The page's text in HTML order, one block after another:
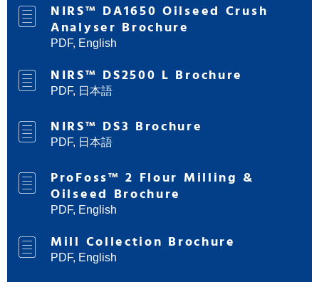
NIRS™ DA1650 Oilseed Crush
Analyser Brochure
PDF, English
NIRS™ DS2500 L Brochure
PDF, 日本語
NIRS™ DS3 Brochure
PDF, 日本語
ProFoss™ 2 Flour Milling &
Oilseed Brochure
PDF, English
Mill Collection Brochure
PDF, English